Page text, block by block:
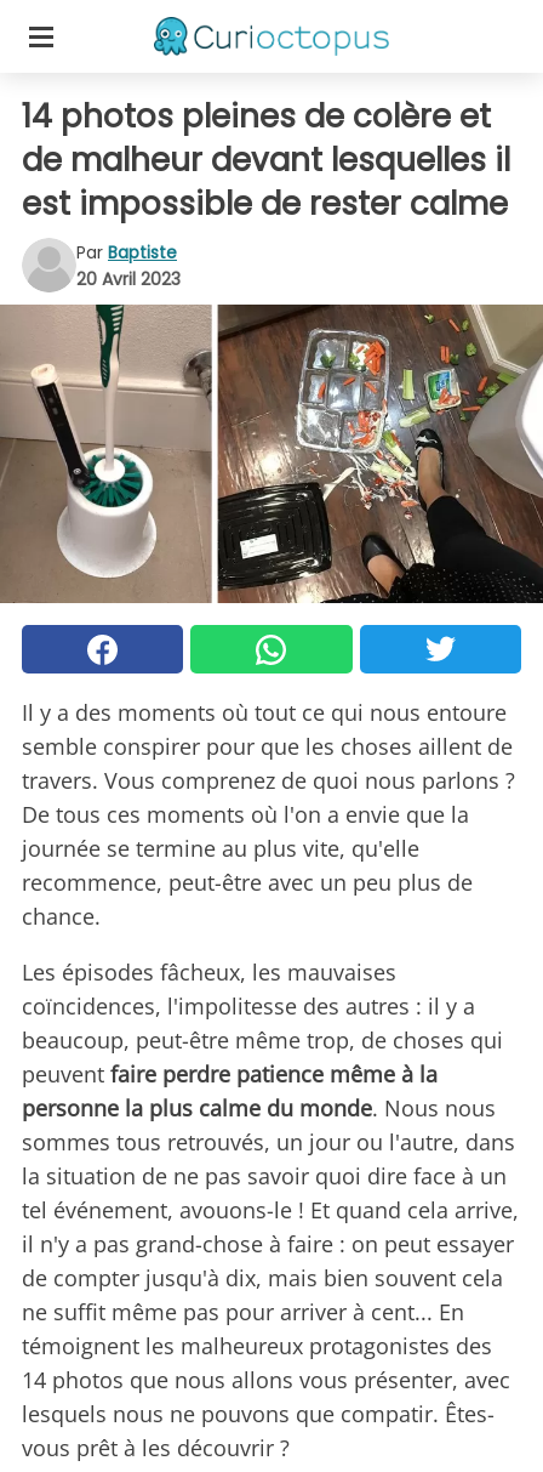
14 photos pleines de colère et
de malheur devant lesquelles il
est impossible de rester calme
Par Baptiste
20 Avril 2023
Il y a des moments où tout ce qui nous entoure
semble conspirer pour que les choses aillent de
travers. Vous comprenez de quoi nous parlons ?
De tous ces moments où l'on a envie que la
journée se termine au plus vite, qu'elle
recommence, peut-être avec un peu plus de
chance.
Les épisodes fâcheux, les mauvaises
coïncidences, l'impolitesse des autres : il y a
beaucoup, peut-être même trop, de choses qui
peuvent faire perdre patience même à la
personne la plus calme du monde. Nous nous
sommes tous retrouvés, un jour ou l'autre, dans
la situation de ne pas savoir quoi dire face à un
tel événement, avouons-le ! Et quand cela arrive,
il n'y a pas grand-chose à faire : on peut essayer
de compter jusqu'à dix, mais bien souvent cela
ne suffit même pas pour arriver à cent... En
témoignent les malheureux protagonistes des
14 photos que nous allons vous présenter, avec
lesquels nous ne pouvons que compatir. Êtes-
vous prêt à les découvrir ?